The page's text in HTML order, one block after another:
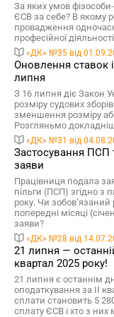
За яких умов
ЄСВ за себе? В якому
провадження
професійної
«ДК» №35 від
Оновлення ставок
липня
З 16 липня діє Закон
розміру судових
зменшення розміру
Розгляньмо
«ДК» №31 від
Застосування ПСП
заяви
Працівниця подала
пільги (ПСП) згідно з
року. Чи
попередні місяці
заяви?
«ДК» №28 від
21 липня —
квартал 2025 року!
21 липня є останнім
оподаткування за ІІ
сплати становить 5
сплату ЄСВ і хто з них